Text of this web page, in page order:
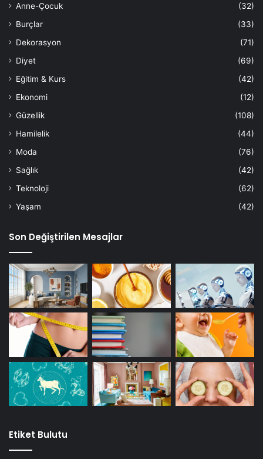
Anne-Çocuk
(32)
Burçlar
(33)
Dekorasyon
(71)
Diyet
(69)
Eğitim & Kurs
(42)
Ekonomi
(12)
Güzellik
(108)
Hamilelik
(44)
Moda
(76)
Sağlık
(42)
Teknoloji
(62)
Yaşam
(42)
Son Değiştirilen Mesajlar
Etiket Bulutu